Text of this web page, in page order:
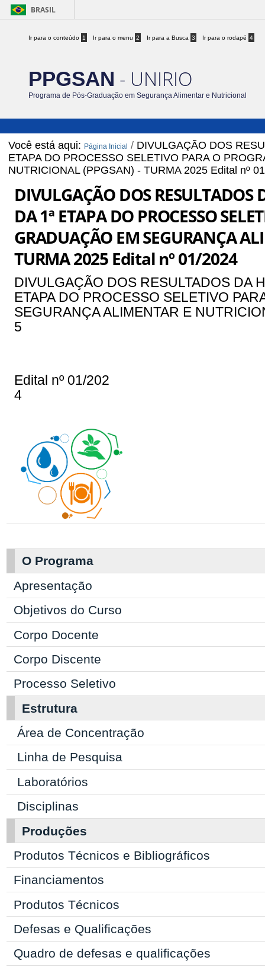
BRASIL
Ir para o conteúdo 1 Ir para o menu 2 Ir para a Busca 3 Ir para o rodapé 4
PPGSAN - UNIRIO
Programa de Pós-Graduação em Segurança Alimentar e Nutricional
Você está aqui: Página Inicial / DIVULGAÇÃO DOS
ETAPA DO PROCESSO SELETIVO PARA O
NUTRICIONAL (PPGSAN) - TURMA 2025 Edital nº
DIVULGAÇÃO DOS
DA 1ª ETAPA DO PROCESSO
GRADUAÇÃO EM SEGURANÇA
TURMA 2025 Edital nº 01/2024
DIVULGAÇÃO DOS RESULTADOS DA
ETAPA DO PROCESSO SELETIVO
SEGURANÇA ALIMENTAR E
5
Edital nº 01/202
4
O Programa
Apresentação
Objetivos do Curso
Corpo Docente
Corpo Discente
Processo Seletivo
Estrutura
Área de Concentração
Linha de Pesquisa
Laboratórios
Disciplinas
Produções
Produtos Técnicos e Bibliográficos
Financiamentos
Produtos Técnicos
Defesas e Qualificações
Quadro de defesas e qualificações